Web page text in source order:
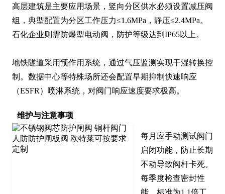
高层建筑是主要应用场景，竖向分区供水必须设置减压阀
组，典型配置为分区工作压力≤1.6MPa，静压≤2.4MPa。
石化企业则需防爆型电动阀，防护等级达到IP65以上。
地铁隧道采用预作用系统，通过气压监测实现干湿转换控
制。数据中心等特殊场所还会配置早期抑制快速响应
（ESFR）喷淋系统，对阀门响应速度要求极高。
维护与注意事项
每月应手动测试阀门
启闭功能，防止长期
不动导致阀杆卡死。
每季度检查密封性